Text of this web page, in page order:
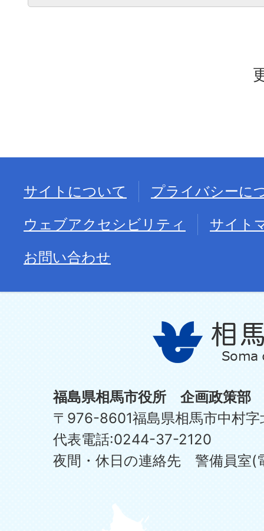
サイトについて
プライバシーに
ウェブアクセシビリティ
サイト
お問い合わせ
福島県相馬市役所 企画政策部
〒976-8601福島県相馬市中村
代表電話:0244-37-2120
夜間・休日の連絡先 警備員室